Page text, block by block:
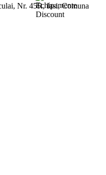
Nr. 45R,Iasi,Comuna